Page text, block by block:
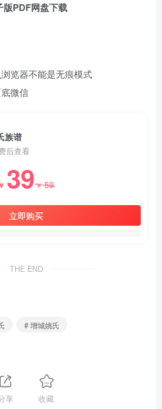
版PDF网盘下载
览器不能是无痕模式
微信
族谱
后查看
￥ 39￥59
立即购买
THE END
# 增城姚氏
享 收藏